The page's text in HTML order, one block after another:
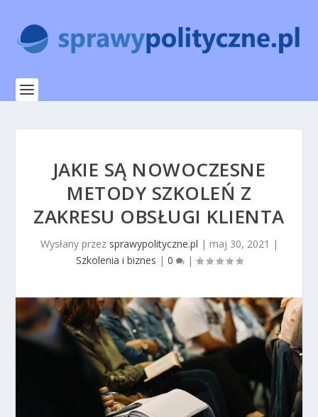
JAKIE SĄ NOWOCZESNE
METODY SZKOLEŃ Z
ZAKRESU OBSŁUGI KLIENTA
Wysłany przez sprawypolityczne.pl | maj 30, 2021 |
Szkolenia i biznes | 0 |